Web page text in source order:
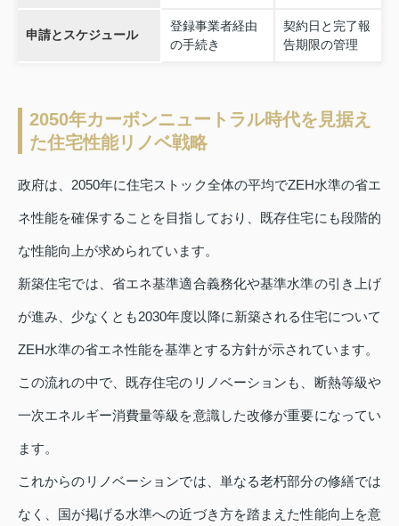
申請とスケジュール
登録事業者経由
の手続き
契約日と完了報
告期限の管理
2050年カーボンニュートラル時代を見据え
た住宅性能リノベ戦略
政府は、2050年に住宅ストック全体の平均でZEH水準の省エ
ネ性能を確保することを目指しており、既存住宅にも段階的
な性能向上が求められています。
新築住宅では、省エネ基準適合義務化や基準水準の引き上げ
が進み、少なくとも2030年度以降に新築される住宅について
ZEH水準の省エネ性能を基準とする方針が示されています。
この流れの中で、既存住宅のリノベーションも、断熱等級や
一次エネルギー消費量等級を意識した改修が重要になってい
ます。
これからのリノベーションでは、単なる老朽部分の修繕では
なく、国が掲げる水準への近づき方を踏まえた性能向上を意